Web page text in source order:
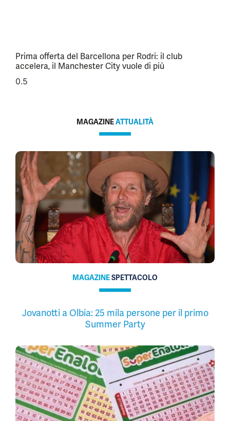
Prima offerta del Barcellona per Rodri: il club
accelera, il Manchester City vuole di più
MAGAZINEATTUALITÀ
MAGAZINESPETTACOLO
Jovanotti a Olbia: 25 mila persone per il primo
Summer Party